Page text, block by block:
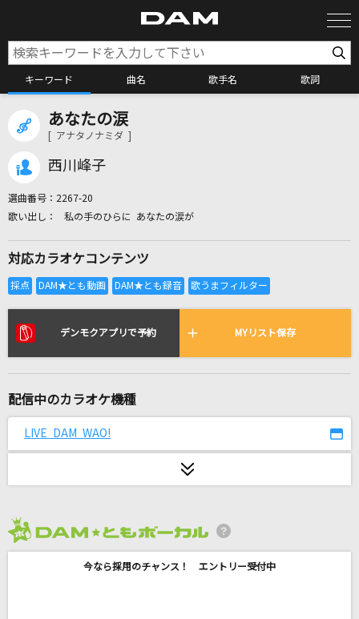
キーワード 曲名 歌手名 歌詞
全国りれき
リアルタイムで歌われている曲の一覧
[生音]レイニーブルー
[生音]HOT LIMIT
サザンオールスターズ
あなたの涙
[ アナタノナミダ ]
西川峰子
選曲番号： 2267-20
私の手のひらに あなたの涙が
対応カラオケコンテンツ
デンモクアプリで予約 MYリスト保存
配信中のカラオケ機種
LIVE DAM WAO!
今なら採用のチャンス！ エントリー受付中